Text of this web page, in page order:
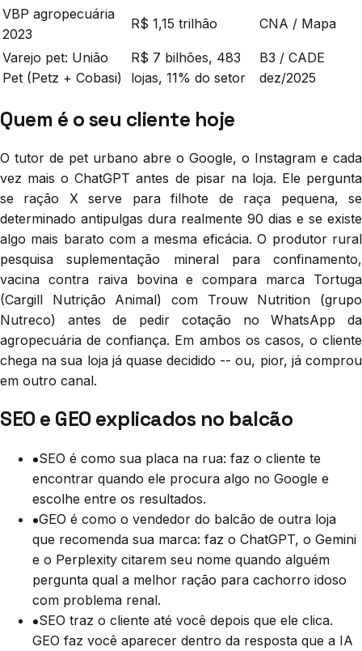
VBP agropecuária
2023
R$ 1,15 trilhão CNA / Mapa
Varejo pet: União
Pet (Petz + Cobasi)
R$ 7 bilhões, 483
lojas, 11% do setor
B3 / CADE
dez/2025
Quem é o seu cliente hoje
O tutor de pet urbano abre o Google, o Instagram e cada
vez mais o ChatGPT antes de pisar na loja. Ele pergunta
se ração X serve para filhote de raça pequena, se
determinado antipulgas dura realmente 90 dias e se existe
algo mais barato com a mesma eficácia. O produtor rural
pesquisa suplementação mineral para confinamento,
vacina contra raiva bovina e compara marca Tortuga
(Cargill Nutrição Animal) com Trouw Nutrition (grupo
Nutreco) antes de pedir cotação no WhatsApp da
agropecuária de confiança. Em ambos os casos, o cliente
chega na sua loja já quase decidido -- ou, pior, já comprou
em outro canal.
SEO e GEO explicados no balcão
SEO é como sua placa na rua: faz o cliente te
encontrar quando ele procura algo no Google e
escolhe entre os resultados.
GEO é como o vendedor do balcão de outra loja
que recomenda sua marca: faz o ChatGPT, o Gemini
e o Perplexity citarem seu nome quando alguém
pergunta qual a melhor ração para cachorro idoso
com problema renal.
SEO traz o cliente até você depois que ele clica.
GEO faz você aparecer dentro da resposta que a IA